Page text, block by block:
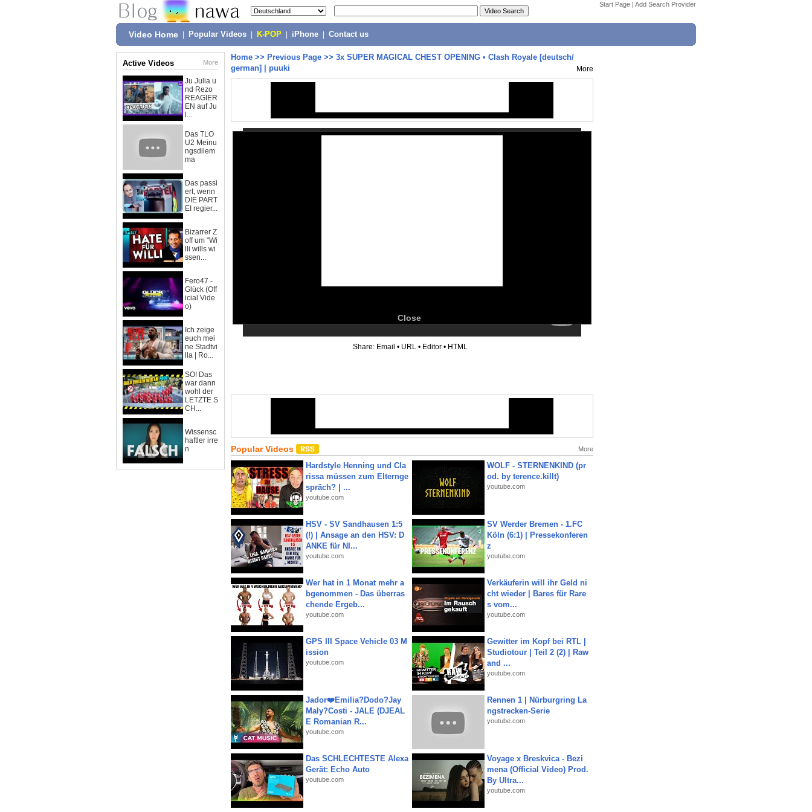
Start Page | Add Search Provider
Video Home Popular Videos K-POP iPhone Contact us
Active Videos More
Ju Julia u
nd Rezo
REAGIER
EN auf Ju
l...
Das TLO
U2 Meinu
ngsdilem
ma
Das passi
ert, wenn
DIE PART
EI regier...
Bizarrer Z
off um "Wi
lli wills wi
ssen...
Fero47 -
Glück (Off
icial Vide
o)
Ich zeige
euch mei
ne Stadtvi
lla | Ro...
SO! Das
war dann
wohl der
LETZTE S
CH...
Wissensc
haftler irre
n
Home >> Previous Page >> 3x SUPER MAGICAL CHEST OPENING • Clash Royale [deutsch/
german] | puuki
More
Close
Share: Email • URL • Editor • HTML
Popular Videos More
Hardstyle Henning und Cla
rissa müssen zum Elternge
spräch? | ...
youtube.com
WOLF - STERNENKIND (pr
od. by terence.killt)
youtube.com
HSV - SV Sandhausen 1:5
(!) | Ansage an den HSV: D
ANKE für NI...
youtube.com
SV Werder Bremen - 1.FC
Köln (6:1) | Pressekonferen
z
youtube.com
Wer hat in 1 Monat mehr a
bgenommen - Das überras
chende Ergeb...
youtube.com
Verkäuferin will ihr Geld ni
cht wieder | Bares für Rare
s vom...
youtube.com
GPS III Space Vehicle 03 M
ission
youtube.com
Gewitter im Kopf bei RTL |
Studiotour | Teil 2 (2) | Raw
and ...
youtube.com
Jador❤️Emilia?Dodo?Jay
Maly?Costi - JALE (DJEAL
E Romanian R...
youtube.com
Rennen 1 | Nürburgring La
ngstrecken-Serie
youtube.com
Das SCHLECHTESTE Alexa
Gerät: Echo Auto
youtube.com
Voyage x Breskvica - Bezi
mena (Official Video) Prod.
By Ultra...
youtube.com